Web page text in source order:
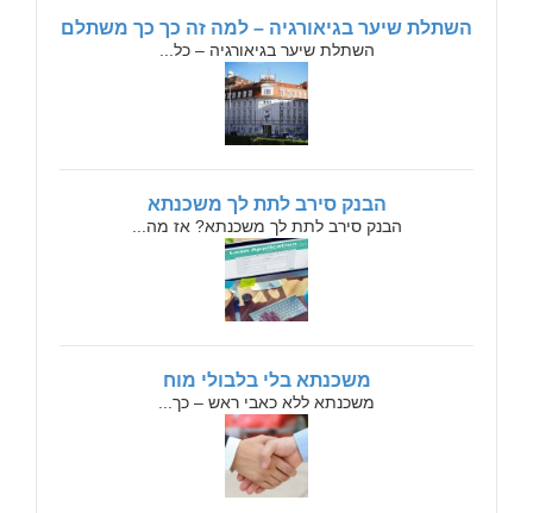
השתלת שיער בגיאורגיה – למה זה כך כך משתלם
השתלת שיער בגיאורגיה – כל...
הבנק סירב לתת לך משכנתא
הבנק סירב לתת לך משכנתא? אז מה...
משכנתא בלי בלבולי מוח
משכנתא ללא כאבי ראש – כך...